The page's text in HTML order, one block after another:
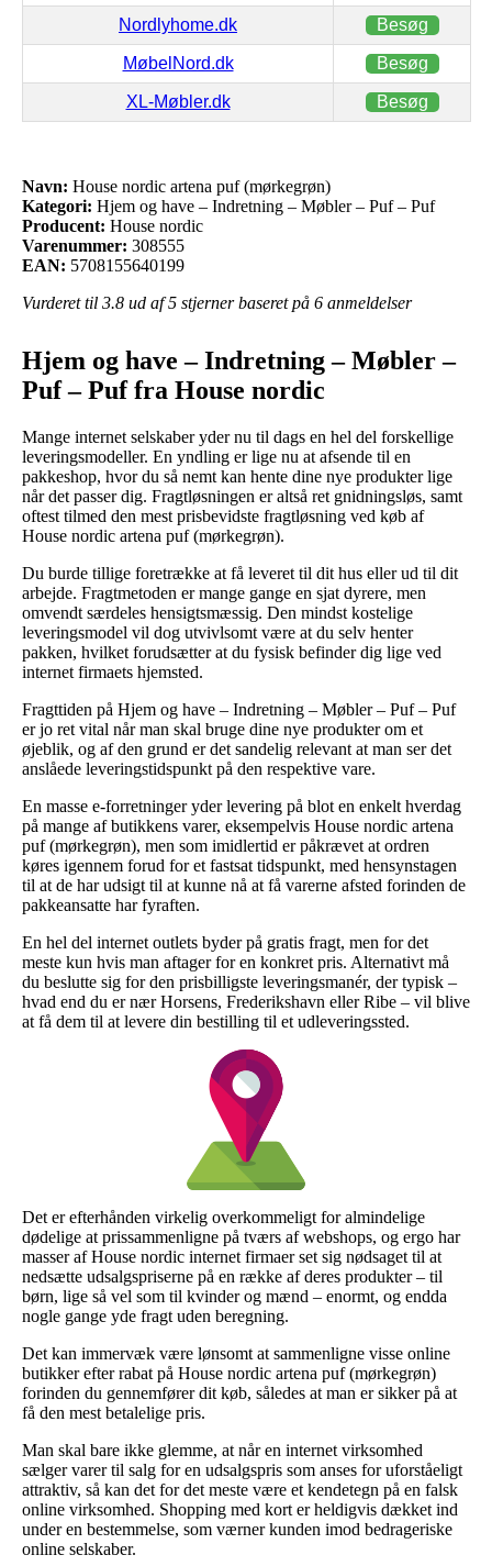
Nordlyhome.dk Besøg
MøbelNord.dk Besøg
XL-Møbler.dk Besøg
Navn: House nordic artena puf (mørkegrøn)
Kategori: Hjem og have – Indretning – Møbler – Puf – Puf
Producent: House nordic
Varenummer: 308555
EAN: 5708155640199
Vurderet til 3.8 ud af 5 stjerner baseret på 6 anmeldelser
Hjem og have – Indretning – Møbler –
Puf – Puf fra House nordic
Mange internet selskaber yder nu til dags en hel del forskellige
leveringsmodeller. En yndling er lige nu at afsende til en
pakkeshop, hvor du så nemt kan hente dine nye produkter lige
når det passer dig. Fragtløsningen er altså ret gnidningsløs, samt
oftest tilmed den mest prisbevidste fragtløsning ved køb af
House nordic artena puf (mørkegrøn).
Du burde tillige foretrække at få leveret til dit hus eller ud til dit
arbejde. Fragtmetoden er mange gange en sjat dyrere, men
omvendt særdeles hensigtsmæssig. Den mindst kostelige
leveringsmodel vil dog utvivlsomt være at du selv henter
pakken, hvilket forudsætter at du fysisk befinder dig lige ved
internet firmaets hjemsted.
Fragttiden på Hjem og have – Indretning – Møbler – Puf – Puf
er jo ret vital når man skal bruge dine nye produkter om et
øjeblik, og af den grund er det sandelig relevant at man ser det
anslåede leveringstidspunkt på den respektive vare.
En masse e-forretninger yder levering på blot en enkelt hverdag
på mange af butikkens varer, eksempelvis House nordic artena
puf (mørkegrøn), men som imidlertid er påkrævet at ordren
køres igennem forud for et fastsat tidspunkt, med hensynstagen
til at de har udsigt til at kunne nå at få varerne afsted forinden de
pakkeansatte har fyraften.
En hel del internet outlets byder på gratis fragt, men for det
meste kun hvis man aftager for en konkret pris. Alternativt må
du beslutte sig for den prisbilligste leveringsmanér, der typisk –
hvad end du er nær Horsens, Frederikshavn eller Ribe – vil blive
at få dem til at levere din bestilling til et udleveringssted.
Det er efterhånden virkelig overkommeligt for almindelige
dødelige at prissammenligne på tværs af webshops, og ergo har
masser af House nordic internet firmaer set sig nødsaget til at
nedsætte udsalgspriserne på en række af deres produkter – til
børn, lige så vel som til kvinder og mænd – enormt, og endda
nogle gange yde fragt uden beregning.
Det kan immervæk være lønsomt at sammenligne visse online
butikker efter rabat på House nordic artena puf (mørkegrøn)
forinden du gennemfører dit køb, således at man er sikker på at
få den mest betalelige pris.
Man skal bare ikke glemme, at når en internet virksomhed
sælger varer til salg for en udsalgspris som anses for uforståeligt
attraktiv, så kan det for det meste være et kendetegn på en falsk
online virksomhed. Shopping med kort er heldigvis dækket ind
under en bestemmelse, som værner kunden imod bedrageriske
online selskaber.